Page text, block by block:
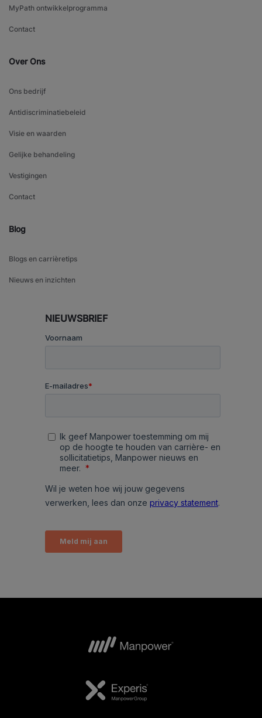
MyPath ontwikkelprogramma
Contact
Over Ons
Ons bedrijf
Antidiscriminatiebeleid
Visie en waarden
Gelijke behandeling
Vestigingen
Contact
Blog
Blogs en carrièretips
Nieuws en inzichten
NIEUWSBRIEF